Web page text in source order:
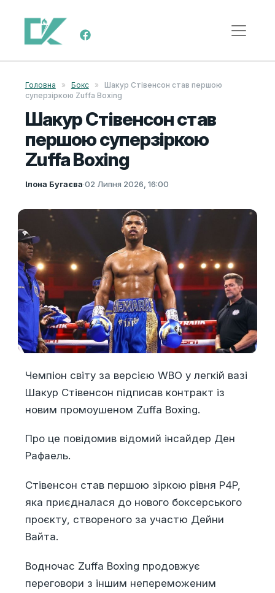
Skip to content
Main Navigation
Головна » Бокс »
Шакур Стівенсон став першою
суперзіркою Zuffa Boxing
Шакур Стівенсон став
першою суперзіркою
Zuffa Boxing
Ілона Бугаєва·02 Липня 2026, 16:00
Чемпіон світу за версією WBO у легкій вазі
Шакур Стівенсон підписав контракт із
новим промоушеном Zuffa Boxing.
Про це повідомив відомий інсайдер Ден
Рафаель.
Стівенсон став першою зіркою рівня P4P,
яка приєдналася до нового боксерського
проєкту, створеного за участю Дейни
Вайта.
Водночас Zuffa Boxing продовжує
переговори з іншим непереможеним